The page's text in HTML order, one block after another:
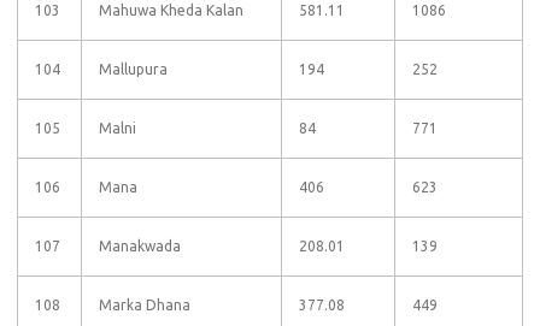
103 Mahuwa Kheda Kalan 581.11 1086
104 Mallupura 194 252
105 Malni 84 771
106 Mana 406 623
107 Manakwada 208.01 139
108 Marka Dhana 377.08 449